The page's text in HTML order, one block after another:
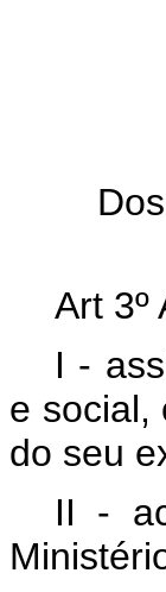
Art 3º
I -
e social,
do seu
II -